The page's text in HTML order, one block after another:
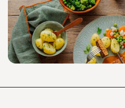
Pflanzenbasierte
und Akzeptanz in der
Lesezeit: 6 Minuten